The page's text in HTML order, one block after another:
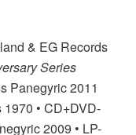
& EG Records
Series
Panegyric 2011
• CD+DVD-
2009 • LP-